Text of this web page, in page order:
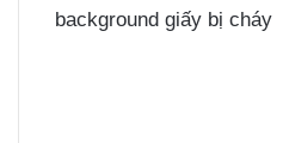
background giấy bị cháy